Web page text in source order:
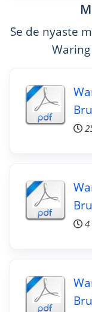
Se de nyaste
4